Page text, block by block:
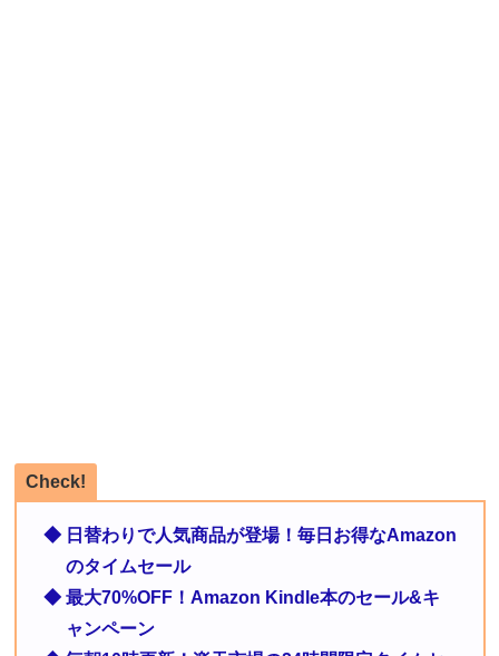
Check!
◆ 日替わりで人気商品が登場！毎日お得なAmazon
のタイムセール
◆ 最大70%OFF！Amazon Kindle本のセール&キ
ャンペーン